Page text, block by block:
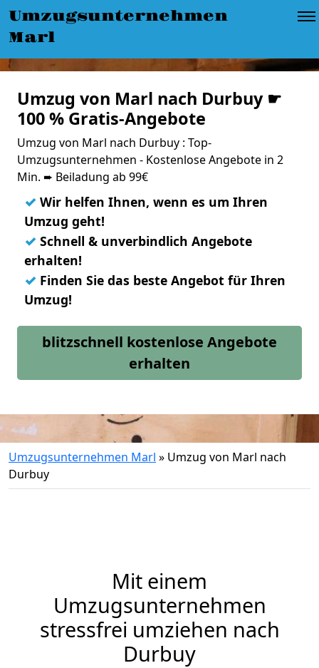
Umzugsunternehmen
Marl
Umzug von Marl nach Durbuy ☛
100 % Gratis-Angebote
Umzug von Marl nach Durbuy : Top-
Umzugsunternehmen - Kostenlose Angebote in 2
Min. ➨ Beiladung ab 99€
✓ Wir helfen Ihnen, wenn es um Ihren
Umzug geht!
✓ Schnell & unverbindlich Angebote
erhalten!
✓ Finden Sie das beste Angebot für Ihren
Umzug!
blitzschnell kostenlose Angebote
erhalten
Umzugsunternehmen Marl » Umzug von Marl nach
Durbuy
Mit einem
Umzugsunternehmen
stressfrei umziehen nach
Durbuy